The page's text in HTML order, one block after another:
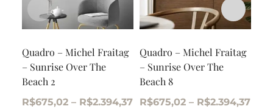
Quadro – Michel Fraitag
– Sunrise Over The
Beach 2
R$675,02 – R$2.394,37
Quadro – Michel Fraitag
– Sunrise Over The
Beach 8
R$675,02 – R$2.394,37